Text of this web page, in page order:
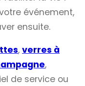
événement,
ensuite.
, verres à
,
de service ou